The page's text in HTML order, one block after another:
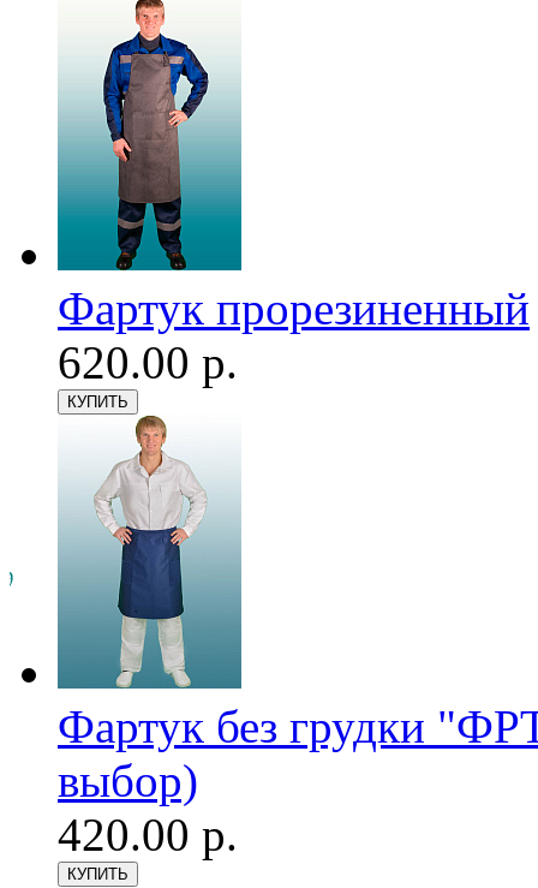
Фартук прорезиненный
620.00 р.
Фартук без грудки
выбор)
420.00 р.